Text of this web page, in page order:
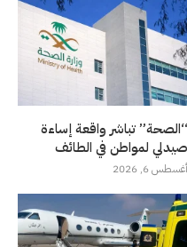
“الصحة” تباشر واقعة إساءة
صيدلي لمواطن في الطائف
أغسطس 6, 2026